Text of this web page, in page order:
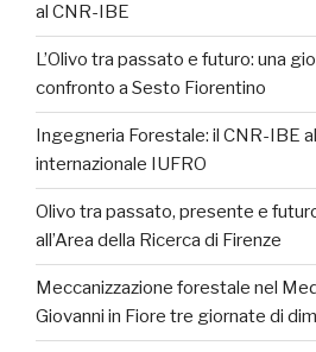
al CNR-IBE
L’Olivo tra passato e futuro: una
confronto a Sesto Fiorentino
Ingegneria Forestale: il CNR-IBE
internazionale IUFRO
Olivo tra passato, presente e
all’Area della Ricerca di Firenze
Meccanizzazione forestale nel
Giovanni in Fiore tre giornate di